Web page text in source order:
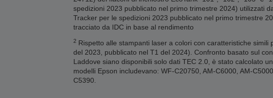
spedizioni 2023 pubblicato nel primo trimestre 2024) utilizzati
Tracker per le spedizioni 2023 pubblicato nel primo trimestre
tracciato da IDC in base al rendimento
2Rispetto alle stampanti laser a colori con caratteristiche
del 2023, pubblicato nel T1 del 2024). Confronto basato sul
Laddove siano disponibili solo dati TEC 2.0, è stato calcolato
modelli Epson includevano: WF-C20750, AM-C6000, AM-
C5390.